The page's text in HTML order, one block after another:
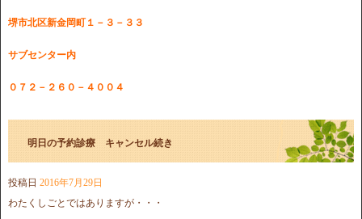
堺市北区新金岡町１－３－３３
サブセンター内
０７２－２６０－４００４
明日の予約診療 キャンセル続き
投稿日 2016年7月29日
わたくしごとではありますが・・・